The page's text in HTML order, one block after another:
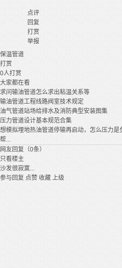
点评
回复
打赏
举报
保温管道
打赏
0人打赏
大家都在看
求问输油管道怎么求出粘温关系等
输油管道工程线路阀室技术规定
油气管道站场给排水及消防典型安装图集
压力管道设计基本规范合集
想模拟埋地热油管道停输再启动，怎么压力
帮...
网友回复（0条）
只看楼主
沙发很寂寞...
参与回复 点赞 收藏 上级